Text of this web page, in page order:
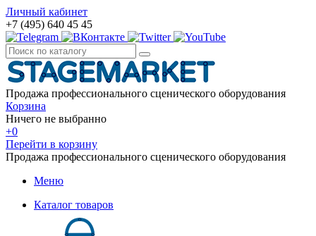
Личный кабинет
+7 (495) 640 45 45
Продажа профессионального сценического оборудования
Корзина
Ничего не выбранно
+0
Перейти в корзину
Продажа профессионального сценического оборудования
Меню
Каталог товаров